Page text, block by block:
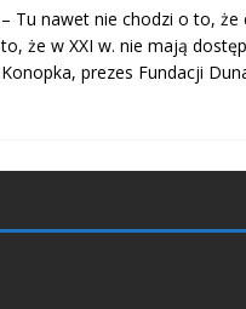
– Tu nawet nie chodzi o to, że
to, że w XXI w. nie mają
Konopka, prezes Fundacji